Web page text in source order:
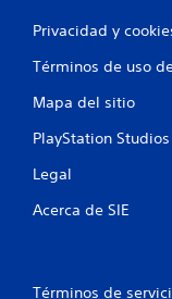
Privacidad y
Términos de uso
Mapa del sitio
PlayStation Studios
Legal
Acerca de SIE
Términos de